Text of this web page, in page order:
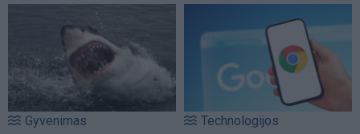
Gyvenimas Technologijos